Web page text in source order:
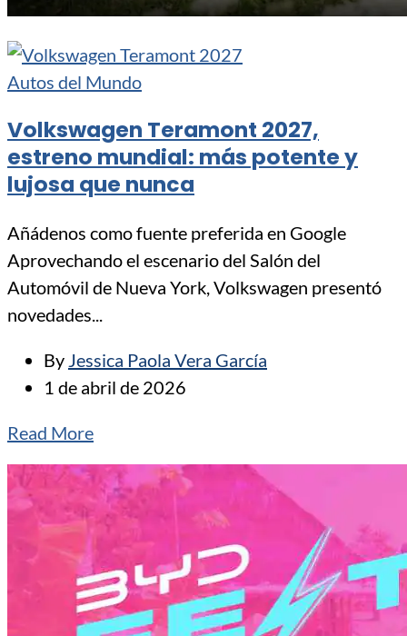
Autos del Mundo
Volkswagen Teramont 2027,
estreno mundial: más potente y
lujosa que nunca
Añádenos como fuente preferida en Google
Aprovechando el escenario del Salón del
Automóvil de Nueva York, Volkswagen presentó
novedades...
By Jessica Paola Vera García
1 de abril de 2026
Read More